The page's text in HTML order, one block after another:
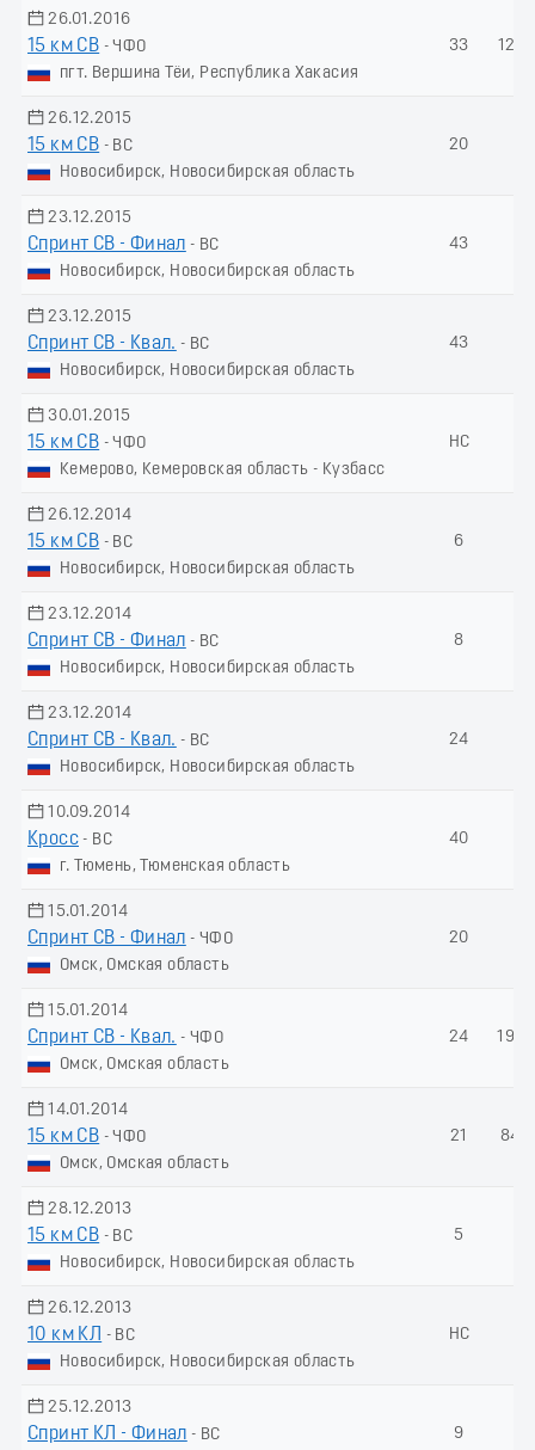
26.01.2016
15 км СВ - ЧФО
пгт. Вершина Тёи, Республика Хакасия
33
26.12.2015
15 км СВ - ВС
Новосибирск, Новосибирская область
20
23.12.2015
Спринт СВ - Финал - ВС
Новосибирск, Новосибирская область
43
23.12.2015
Спринт СВ - Квал. - ВС
Новосибирск, Новосибирская область
43
30.01.2015
15 км СВ - ЧФО
Кемерово, Кемеровская область - Кузбасс
НС
26.12.2014
15 км СВ - ВС
Новосибирск, Новосибирская область
6
23.12.2014
Спринт СВ - Финал - ВС
Новосибирск, Новосибирская область
8
23.12.2014
Спринт СВ - Квал. - ВС
Новосибирск, Новосибирская область
24
10.09.2014
Кросс - ВС
г. Тюмень, Тюменская область
40
15.01.2014
Спринт СВ - Финал - ЧФО
Омск, Омская область
20
15.01.2014
Спринт СВ - Квал. - ЧФО
Омск, Омская область
24
14.01.2014
15 км СВ - ЧФО
Омск, Омская область
21
28.12.2013
15 км СВ - ВС
Новосибирск, Новосибирская область
5
26.12.2013
10 км КЛ
- ВС
Новосибирск, Новосибирская область
НС
25.12.2013
Спринт КЛ - Финал - ВС
9